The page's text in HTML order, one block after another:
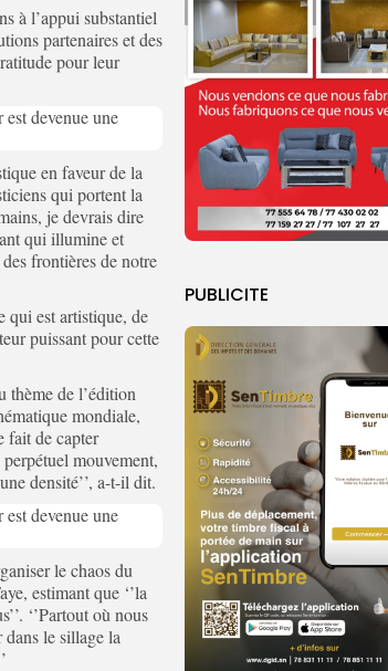
PUBLICITE
à l’appui substantiel
partenaires et des
pour leur
en faveur de la
qui portent la
je devrais dire
qui illumine et
frontières de notre
qui est artistique, de
puissant pour cette
thème de l’édition
mondiale,
fait de capter
mouvement,
densité’’, a-t-il dit.
le chaos du
estimant que ‘’la
‘’Partout où nous
le sillage la